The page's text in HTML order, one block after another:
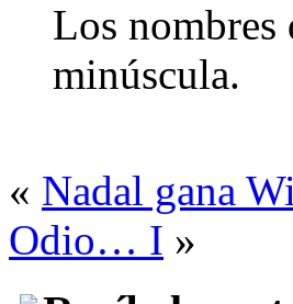
Los nombres
minúscula.
« Nadal gana
Odio… I »